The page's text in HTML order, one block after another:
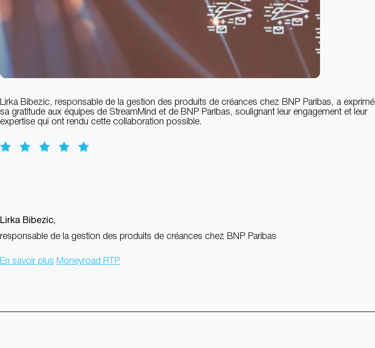
Lirka Bibezic, responsable de la gestion des produits de créances chez BNP Paribas, a exprimé
sa gratitude aux équipes de StreamMind et de BNP Paribas, soulignant leur engagement et leur
expertise qui ont rendu cette collaboration possible.
Lirka Bibezic,
responsable de la gestion des produits de créances chez BNP Paribas
En savoir plus Moneyroad RTP